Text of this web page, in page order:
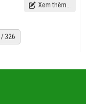
Xem thêm...
/ 326